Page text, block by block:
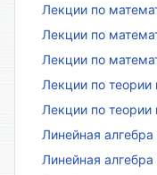
Лекции по
Лекции по
Лекции по
Лекции по теории
Лекции по теории
Линейная
Линейная